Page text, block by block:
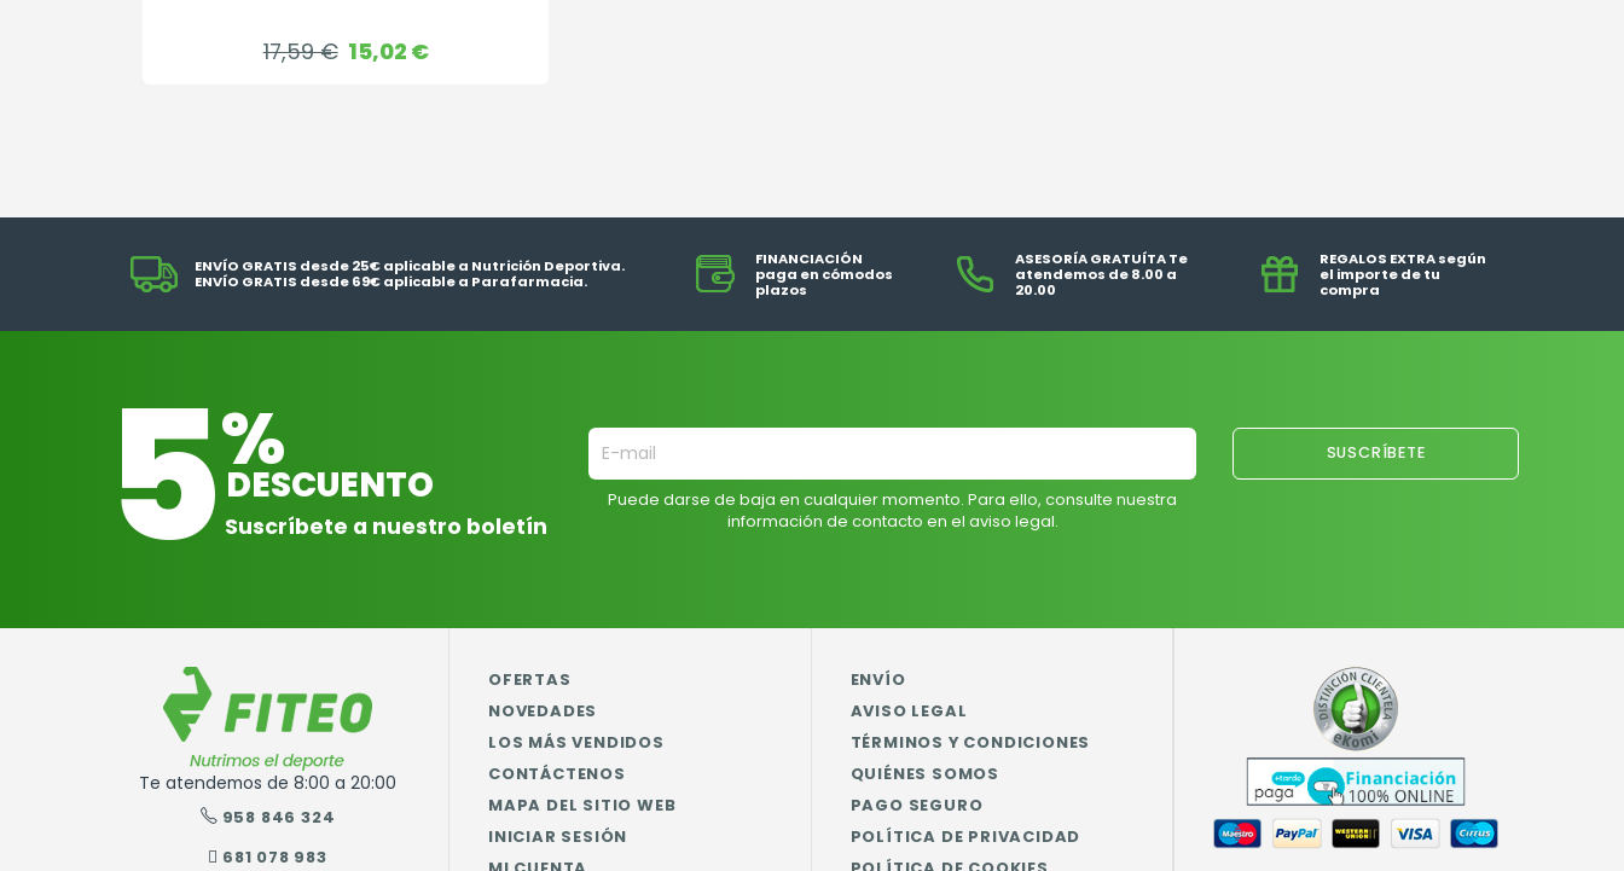
Precio
17,59 € Precio
15,02 €
ENVÍO GRATIS desde 25€ aplicable a Nutrición Deportiva.
ENVÍO GRATIS desde 69€ aplicable a Parafarmacia.
FINANCIACIÓN
paga en cómodos
plazos
ASESORÍA GRATUÍTA Te
atendemos de 8.00 a
20.00
REGALOS EXTRA según
el importe de tu
compra
5%
DESCUENTO
Suscríbete a nuestro boletín
Puede darse de baja en cualquier momento. Para ello, consulte nuestra
información de contacto en el aviso legal.
Te atendemos de 8:00 a 20:00
958 846 324
681 078 983
OFERTAS
NOVEDADES
LOS MÁS VENDIDOS
CONTÁCTENOS
MAPA DEL SITIO WEB
INICIAR SESIÓN
ENVÍO
AVISO LEGAL
TÉRMINOS Y CONDICIONES
QUIÉNES SOMOS
PAGO SEGURO
POLÍTICA DE PRIVACIDAD